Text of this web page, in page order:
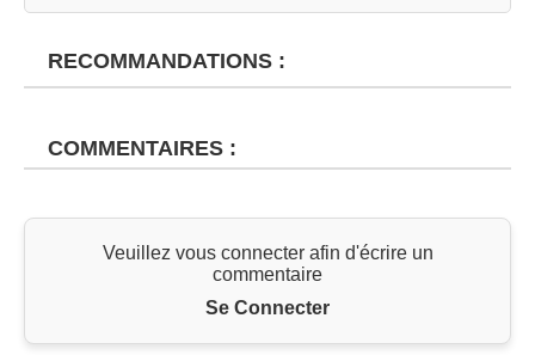
RECOMMANDATIONS :
COMMENTAIRES :
Veuillez vous connecter afin d'écrire un
commentaire
Se Connecter